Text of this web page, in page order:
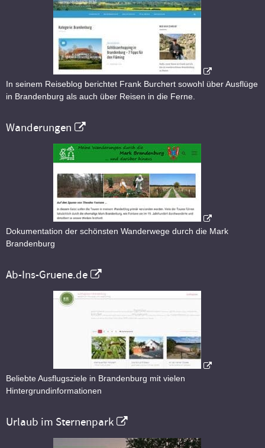
In seinem Reiseblog berichtet Frank Burchert sowohl über Ausflüge
in Brandenburg als auch über Reisen in die Ferne.
Wanderungen
Dokumentation der schönsten Wanderwege durch die Mark
Brandenburg
Ab-Ins-Gruene.de
Beliebte Ausflugsziele in Brandenburg mit vielen
Hintergrundinformationen
Urlaub im Sternenpark